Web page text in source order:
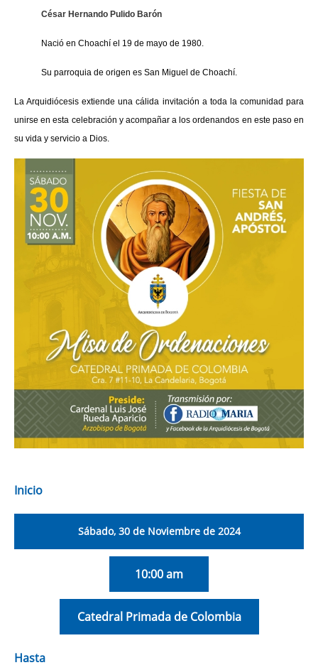
César Hernando Pulido Barón
Nació en Choachí el 19 de mayo de 1980.
Su parroquia de origen es San Miguel de Choachí.
La Arquidiócesis extiende una cálida invitación a toda la comunidad para
unirse en esta celebración y acompañar a los ordenandos en este paso en
su vida y servicio a Dios.
Inicio
Sábado, 30 de Noviembre de 2024
10:00 am
Catedral Primada de Colombia
Hasta